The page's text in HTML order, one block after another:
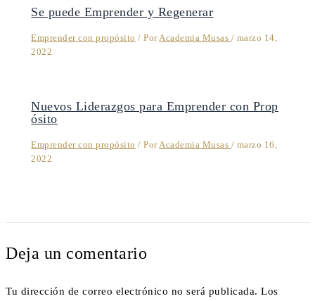
Se puede Emprender y Regenerar
Emprender con propósito / Por Academia Musas / marzo 14,
2022
Nuevos Liderazgos para Emprender con Prop
ósito
Emprender con propósito / PorAcademia Musas / marzo 16,
2022
Deja un comentario
Tu dirección de correo electrónico no será publicada. Los